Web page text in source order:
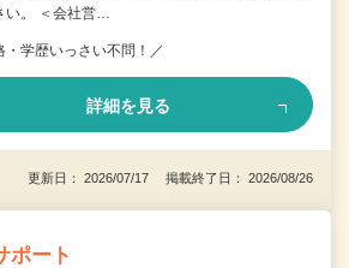
い。 ＜会社営…
・学歴いっさい不問！／
詳細を見る
更新日： 2026/07/17 掲載終了日： 2026/08/26
ポート